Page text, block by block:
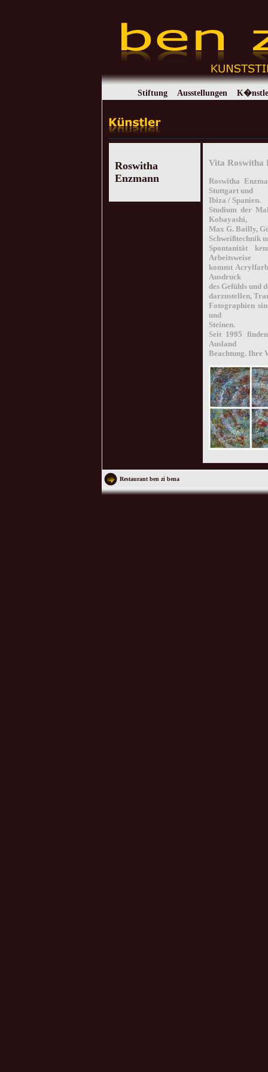
Stiftung Ausstellungen
Roswitha
Enzmann
Vita Roswitha
Roswitha
Stuttgart und
Ibiza / Spanien.
Studium der
Kobayashi,
Max G. Bailly,
Schweißtechnik
Spontanität
Arbeitsweise
kommt
Ausdruck
des Gefühls und
darzustellen,
Fotographien
und
Steinen.
Seit 1995
Ausland
Beachtung. Ihre
Restaurant ben zi bena